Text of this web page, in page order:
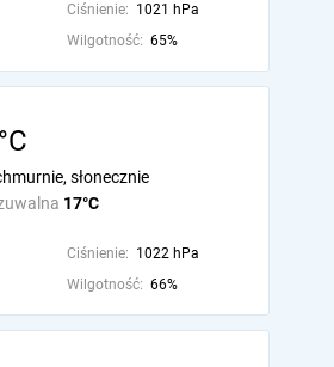
Ciśnienie: 1021 hPa
Wilgotność: 65%
17°C
słonecznie
Ciśnienie: 1022 hPa
Wilgotność: 66%